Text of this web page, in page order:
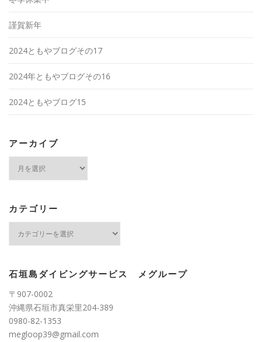
謹賀新年
2024ともやブログその17
2024年ともやブログその16
2024ともやブログ15
アーカイブ
ブ
カテゴリー
ー
石垣島ダイビングサービス メグループ
〒907-0002
沖縄県石垣市真栄里204-389
0980-82-1353
megloop39@gmail.com